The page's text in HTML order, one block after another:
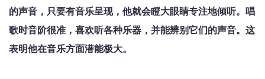
的声音，只要有音乐呈现，他就会瞪大眼睛专注地倾听。唱
歌时音阶很准，喜欢听各种乐器，并能辨别它们的声音。这
表明他在音乐方面潜能极大。